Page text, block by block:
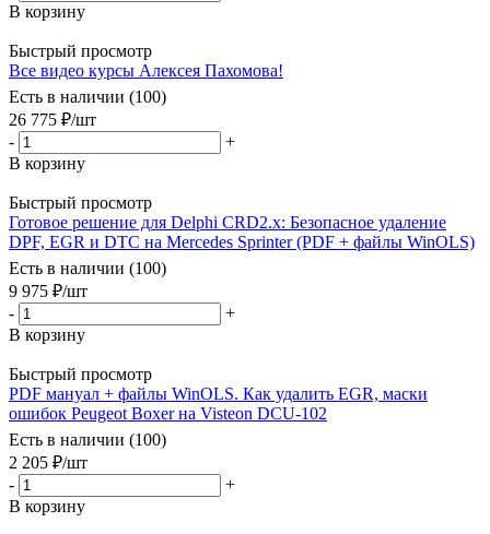
В корзину
Быстрый просмотр
Все видео курсы Алексея Пахомова!
Есть в наличии (100)
26 775 ₽/шт
-
+
В корзину
Быстрый просмотр
Готовое решение для Delphi CRD2.x: Безопасное удаление
DPF, EGR и DTC на Mercedes Sprinter (PDF + файлы WinOLS)
Есть в наличии (100)
9 975 ₽/шт
-
+
В корзину
Быстрый просмотр
PDF мануал + файлы WinOLS. Как удалить EGR, маски
ошибок Peugeot Boxer на Visteon DCU-102
Есть в наличии (100)
2 205 ₽/шт
-
+
В корзину